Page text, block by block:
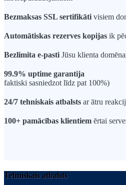
Bezmaksas SSL sertifikāti visiem
Automātiskas rezerves kopijas ik
Bezlimita e-pasti Jūsu klienta
99.9% uptime garantija
faktiski sasniedzot līdz pat 100%)
24/7 tehniskais atbalsts ar ātru
100+ pamācības klientiem ērtai
Tehniskais atbalsts